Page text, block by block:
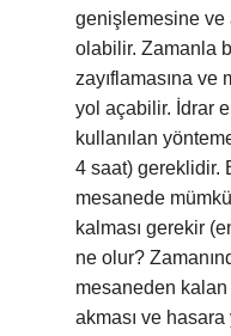
genişlemesine ve
olabilir. Zamanla
zayıflamasına ve
yol açabilir. İdrar
kullanılan
4 saat) gereklidir.
mesanede
kalması gerekir
ne olur?
mesaneden kalan
akması ve hasara